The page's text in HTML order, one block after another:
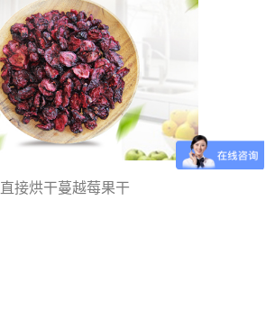
直接烘干蔓越莓果干